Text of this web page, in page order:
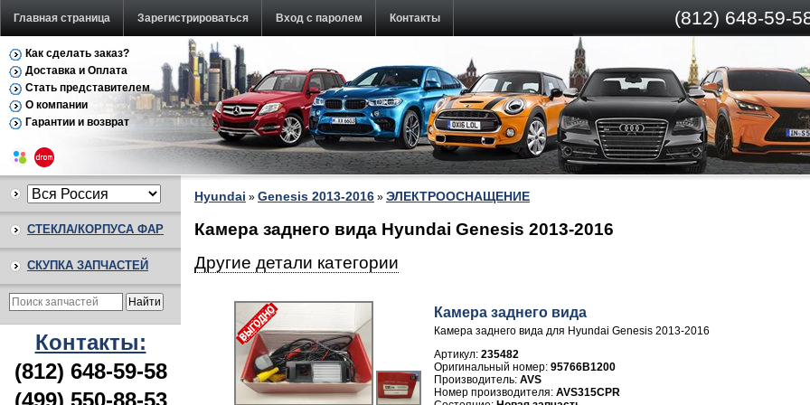
Главная страница Зарегистрироваться Вход с паролем Контакты (812) 648-59-
Как сделать заказ?
Доставка и Оплата
Стать представителем
О компании
Гарантии и возврат
СТЕКЛА/КОРПУСА ФАР
СКУПКА ЗАПЧАСТЕЙ
Контакты:
(812) 648-59-58
(499) 550-88-53
Hyundai » Genesis 2013-2016 » ЭЛЕКТРООСНАЩЕНИЕ
Камера заднего вида Hyundai Genesis 2013-2016
Другие детали категории
Камера заднего вида
Камера заднего вида для Hyundai Genesis 2013-2016
Артикул:235482
95766B1200
Производитель:AVS
Номер производителя:AVS315CPR